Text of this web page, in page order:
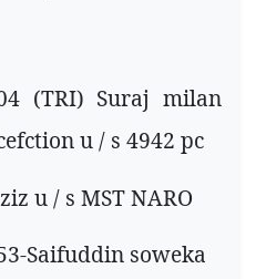
(TRI) Suraj milan
u / s 4942 pc
u / s MST NARO
Saifuddin soweka